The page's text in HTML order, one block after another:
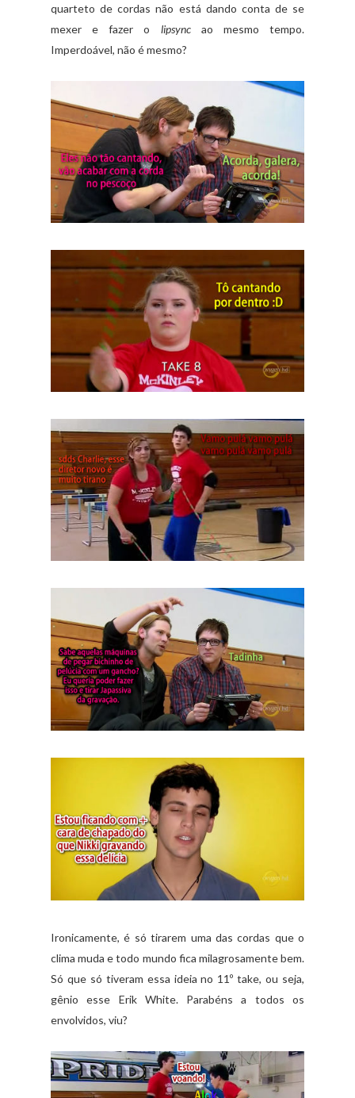
quarteto de cordas não está dando conta de se
mexer e fazer o lipsyncao mesmo tempo.
Imperdoável, não é mesmo?
Ironicamente, é só tirarem uma das cordas que o
clima muda e todo mundo fica milagrosamente bem.
Só que só tiveram essa ideia no 11º take, ou seja,
gênio esse Erik White. Parabéns a todos os
envolvidos, viu?